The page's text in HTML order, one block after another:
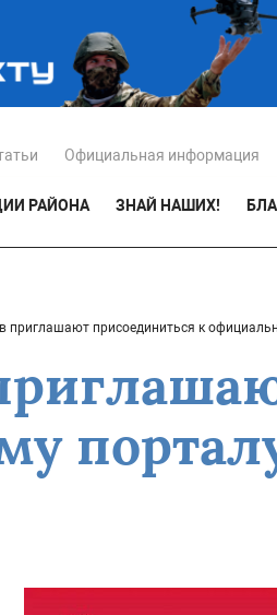
Официальная информация
РАЙОНА ЗНАЙ НАШИХ!
приглашают присоединиться к